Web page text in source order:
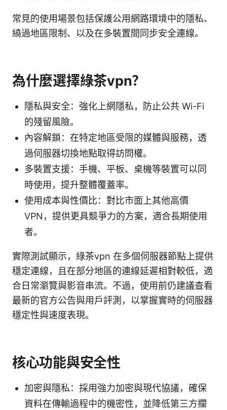
常見的使用場景包括保護公用網路環境中的隱私、
繞過地區限制、以及在多裝置間同步安全連線。
為什麼選擇綠茶vpn？
隱私與安全：強化上網隱私，防止公共 Wi-Fi
的殘留風險。
內容解鎖：在特定地區受限的媒體與服務，透
過伺服器切換地點取得訪問權。
多裝置支援：手機、平板、桌機等裝置可以同
時使用，提升整體覆蓋率。
使用成本與性價比：對比市面上其他高價
VPN，提供更具競爭力的方案，適合長期使用
者。
實際測試顯示，綠茶vpn 在多個伺服器節點上提供
穩定連線，且在部分地區的連線延遲相對較低，適
合日常瀏覽與影音串流。不過，使用前仍建議查看
最新的官方公告與用戶評測，以掌握實時的伺服器
穩定性與速度表現。
核心功能與安全性
加密與隱私：採用強力加密與現代協議，確保
資料在傳輸過程中的機密性，並降低第三方攔